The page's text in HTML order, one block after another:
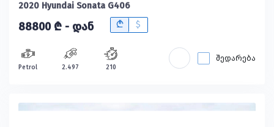
2020 Hyundai Sonata G406
88800 ₾ - დან B $
Petrol 2.497 210
შედარება